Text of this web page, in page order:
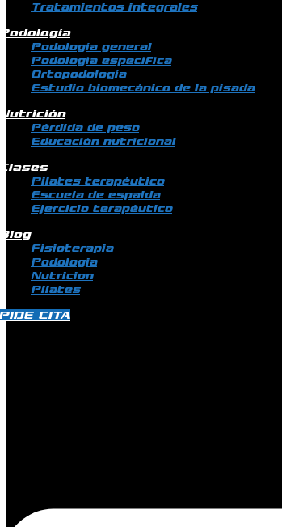
Tratamientos integrales
Podología general
Podología específica
Ortopodología
Estudio biomecánico de la pisada
Pérdida de peso
Educación nutricional
Pilates terapéutico
Escuela de espalda
Ejercicio terapéutico
Fisioterapia
Podologia
Nutricion
Pilates
CITA